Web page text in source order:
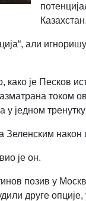
Казахстан.
, али
је Песков
током
у једном
Зеленским
је он.
позив у
друге опције,